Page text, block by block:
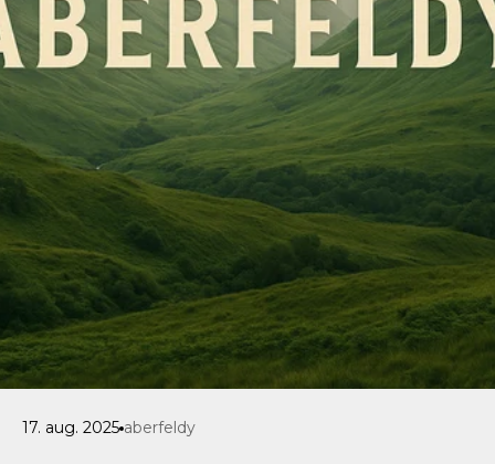
17. aug. 2025 aberfeldy